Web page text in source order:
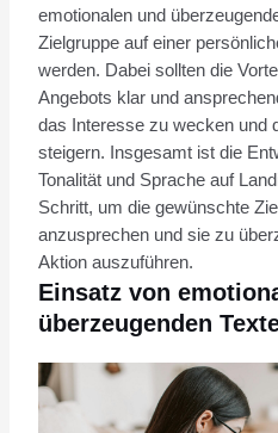
emotionalen und
Zielgruppe auf einer
werden. Dabei sollten die
Angebots klar und
das Interesse zu wecken und
steigern. Insgesamt ist die
Tonalität und Sprache auf
Schritt, um die gewünschte
anzusprechen und sie zu
Aktion auszuführen.
Einsatz von
überzeugenden